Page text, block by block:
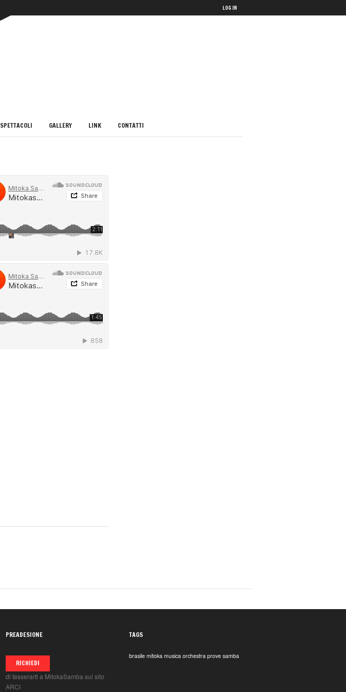
LOG IN
SPETTACOLI GALLERY LINK CONTATTI
PREADESIONE
RICHIEDI
di tesserarti a MitokaSamba sul sito
ARCI
TAGS
brasile mitoka musica orchestra prove samba